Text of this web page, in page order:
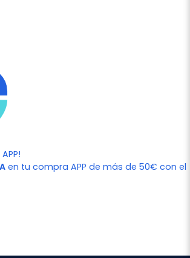
en tu compra APP de más de 50€ con el